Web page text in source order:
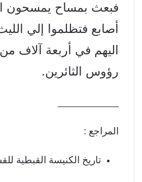
فبعث بمساح يمسحون
أصابع فتظلموا إلي
اليهم في أربعة آلاف
رؤوس الثائرين.
المراجع :
تاريخ الكنيسة القبطية